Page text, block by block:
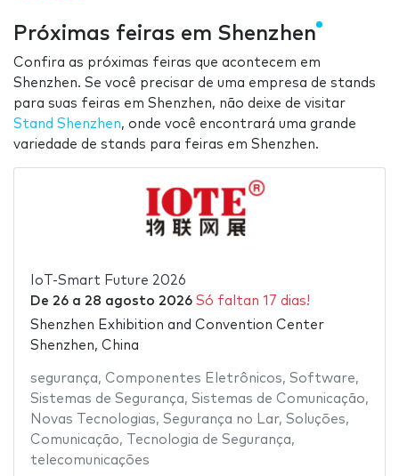
Próximas feiras em Shenzhen
Confira as próximas feiras que acontecem em
Shenzhen. Se você precisar de uma empresa de stands
para suas feiras em Shenzhen, não deixe de visitar
Stand Shenzhen, onde você encontrará uma grande
variedade de stands para feiras em Shenzhen.
IoT-Smart Future 2026
De 26a 28 agosto 2026 Só faltan 17 dias!
Shenzhen Exhibition and Convention Center
Shenzhen, China
segurança, Componentes Eletrônicos, Software,
Sistemas de Segurança, Sistemas de Comunicação,
Novas Tecnologias, Segurança no Lar, Soluções,
Comunicação, Tecnologia de Segurança,
telecomunicações